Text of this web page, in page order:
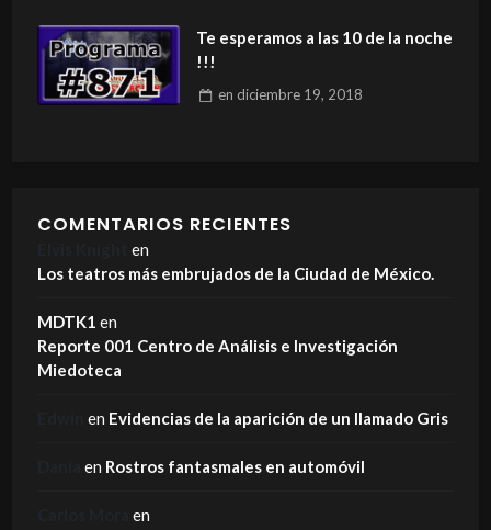
Te esperamos a las 10 de la noche
!!!
en diciembre 19, 2018
COMENTARIOS RECIENTES
en
Los teatros más embrujados de la Ciudad de México.
MDTK1 en
Reporte 001 Centro de Análisis e Investigación
Miedoteca
en Evidencias de la aparición de un llamado Gris
en Rostros fantasmales en automóvil
en